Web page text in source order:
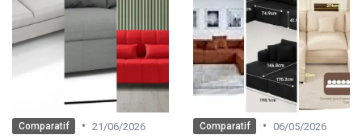
Comparatif • 21/06/2026
Comparatif • 06/05/2026